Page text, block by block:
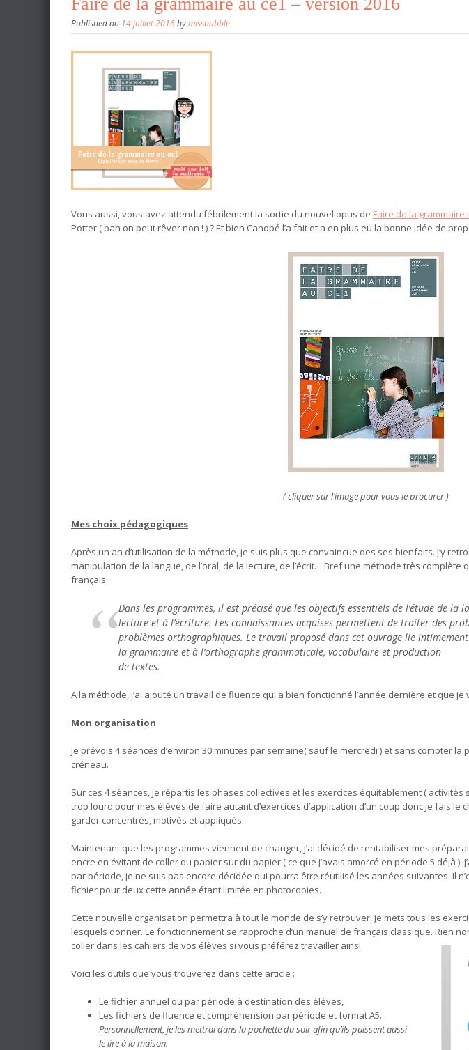
Published on 14 juillet 2016bymissbubble
Vous aussi, vous avez attendu fébrilement la sortie du nouvel opus de Faire de la grammaire
Potter ( bah on peut rêver non ! ) ? Et bien Canopé l’a fait et a en plus eu la bonne idée de
( cliquer sur l’image pour vous le procurer )
Mes choix pédagogiques
Après un an d’utilisation de la méthode, je suis plus que convaincue des ses bienfaits. J’y
manipulation de la langue, de l’oral, de la lecture, de l’écrit… Bref une méthode très
français.
Dans les programmes, il est précisé que les objectifs essentiels de l’étude de la
lecture et à l’écriture. Les connaissances acquises permettent de traiter des
problèmes orthographiques. Le travail proposé dans cet ouvrage lie
la grammaire et à l’orthographe grammaticale, vocabulaire et production
de textes.
A la méthode, j’ai ajouté un travail de fluence qui a bien fonctionné l’année dernière et que je
Mon organisation
Je prévois 4 séances d’environ 30 minutes par semaine( sauf le mercredi ) et sans compter
créneau.
Sur ces 4 séances, je répartis les phases collectives et les exercices équitablement (
trop lourd pour mes élèves de faire autant d’exercices d’application d’un coup donc je fais le
garder concentrés, motivés et appliqués.
Maintenant que les programmes viennent de changer, j’ai décidé de rentabiliser mes
encre en évitant de coller du papier sur du papier ( ce que j’avais amorcé en période 5 déjà ).
par période, je ne suis pas encore décidée qui pourra être réutilisé les années suivantes. Il
fichier pour deux cette année étant limitée en photocopies.
Cette nouvelle organisation permettra à tout le monde de s’y retrouver, je mets tous les
lesquels donner. Le fonctionnement se rapproche d’un manuel de français classique. Rien
coller dans les cahiers de vos élèves si vous préférez travailler ainsi.
Voici les outils que vous trouverez dans cette article :
Le fichier annuel ou par période à destination des élèves,
Les fichiers de fluence et compréhension par période et format A5.
Personnellement, je les mettrai dans la pochette du soir afin qu’ils puissent aussi
le lire à la maison.